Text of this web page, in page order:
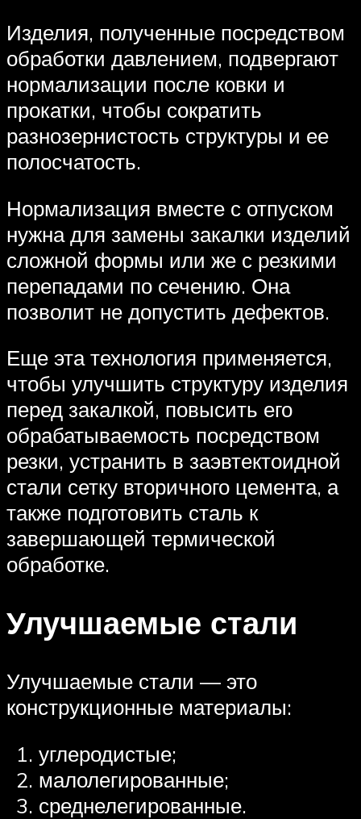
Изделия, полученные посредством
обработки давлением, подвергают
нормализации после ковки и
прокатки, чтобы сократить
разнозернистость структуры и ее
полосчатость.
Нормализация вместе с отпуском
нужна для замены закалки изделий
сложной формы или же с резкими
перепадами по сечению. Она
позволит не допустить дефектов.
Еще эта технология применяется,
чтобы улучшить структуру изделия
перед закалкой, повысить его
обрабатываемость посредством
резки, устранить в заэвтектоидной
стали сетку вторичного цемента, а
также подготовить сталь к
завершающей термической
обработке.
Улучшаемые стали
Улучшаемые стали — это
конструкционные материалы:
углеродистые;
малолегированные;
среднелегированные.